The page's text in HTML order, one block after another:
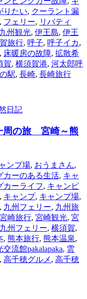
りたい, クーラント漏
, フェリー, リバティ
九州観光, 伊王島, 伊王
旅行, 呼子, 呼子イカ,
, 床暖房の故障, 拡散希
賀, 横須賀港, 河太郎呼
駅, 長崎, 長崎旅行
日記
周の旅 宮崎～熊
ンプ場, おうまさん,
カーのある生活, キャ
カーライフ, キャンピ
, キャンプ, キャンプ場,
, 九州フェリー, 九州旅
宮崎旅行, 宮崎観光, 宮
州フェリー, 横須賀,
, 熊本旅行, 熊本温泉,
流館pakalapaka, 雲
, 高千穂グルメ , 高千穂